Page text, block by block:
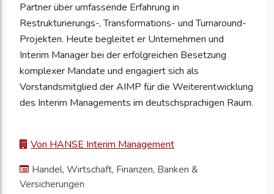
Partner über umfassende Erfahrung in
Restrukturierungs-, Transformations- und Turnaround-
Projekten. Heute begleitet er Unternehmen und
Interim Manager bei der erfolgreichen Besetzung
komplexer Mandate und engagiert sich als
Vorstandsmitglied der AIMP für die Weiterentwicklung
des Interim Managements im deutschsprachigen Raum.
Von HANSE Interim Management
Handel, Wirtschaft, Finanzen, Banken &
Versicherungen